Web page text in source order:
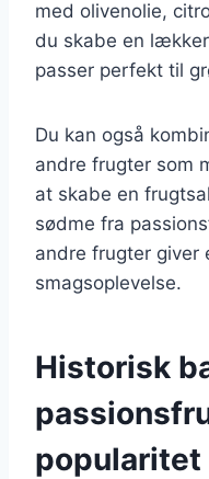
med olivenolie,
du skabe en
passer perfekt til
Du kan også
andre frugter som
at skabe en
sødme fra
andre frugter giver
smagsoplevelse.
Historisk
popularitet